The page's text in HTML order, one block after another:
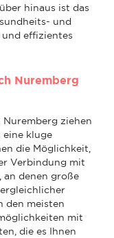
hinaus ist das
und
effizientes
Nuremberg
ziehen
eine kluge
die Möglichkeit,
Verbindung mit
an denen große
den meisten
mit
die es Ihnen